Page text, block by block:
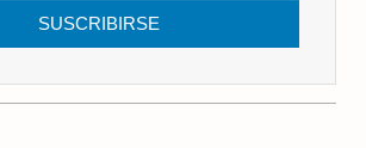
SUSCRIBIRSE